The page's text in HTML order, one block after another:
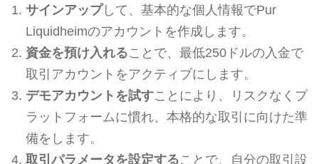
サインアップして、基本的な個人情報でPur
Liquidheimのアカウントを作成します。
資金を預け入れることで、最低250ドルの入金で
取引アカウントをアクティブにします。
デモアカウントを試すことにより、リスクなくプ
ラットフォームに慣れ、本格的な取引に向けた準
備をします。
取引パラメータを設定することで、自分の取引設